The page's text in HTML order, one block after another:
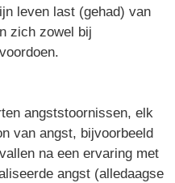
leven last (gehad) van
zich zowel bij
angststoornissen, elk
van angst, bijvoorbeeld
na een ervaring met
angst (alledaagse